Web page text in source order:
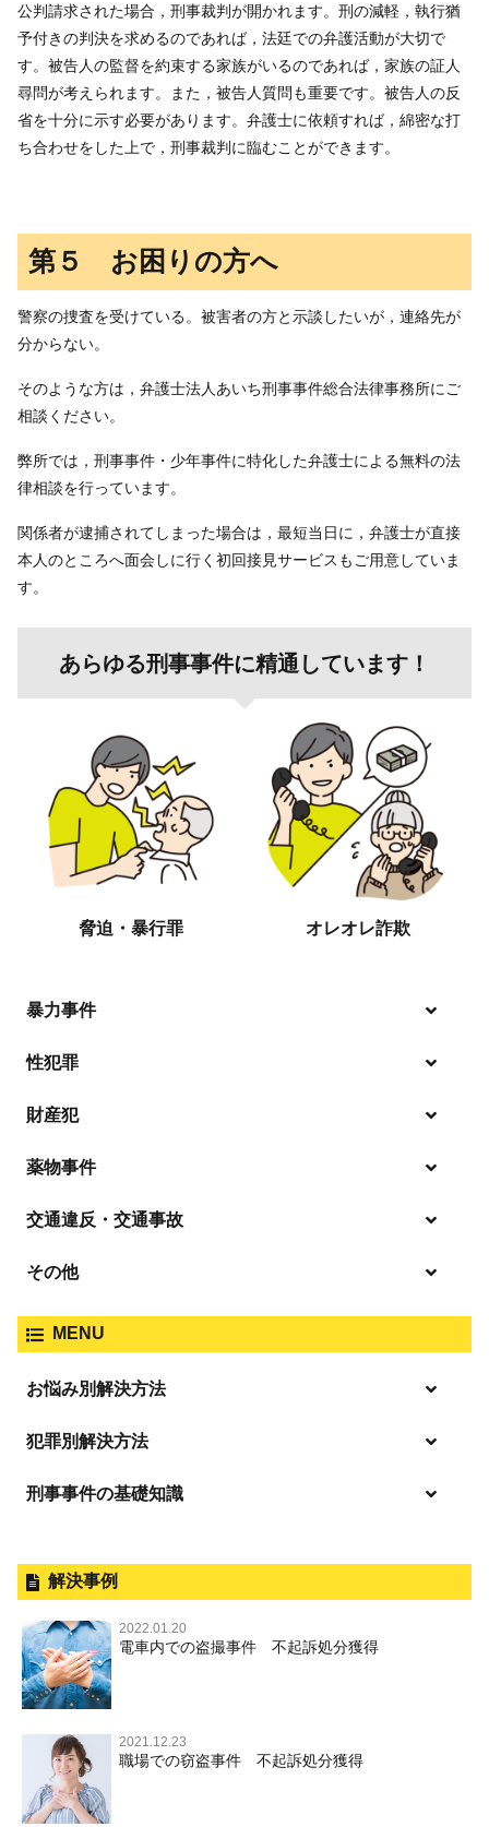
公判請求された場合，刑事裁判が開かれます。刑の減軽，執行猶
予付きの判決を求めるのであれば，法廷での弁護活動が大切で
す。被告人の監督を約束する家族がいるのであれば，家族の証人
尋問が考えられます。また，被告人質問も重要です。被告人の反
省を十分に示す必要があります。弁護士に依頼すれば，綿密な打
ち合わせをした上で，刑事裁判に臨むことができます。
第５ お困りの方へ
警察の捜査を受けている。被害者の方と示談したいが，連絡先が
分からない。
そのような方は，弁護士法人あいち刑事事件総合法律事務所にご
相談ください。
弊所では，刑事事件・少年事件に特化した弁護士による無料の法
律相談を行っています。
関係者が逮捕されてしまった場合は，最短当日に，弁護士が直接
本人のところへ面会しに行く初回接見サービスもご用意していま
す。
あらゆる刑事事件に精通しています！
脅迫・暴行罪 オレオレ詐欺
暴力事件
逮捕・監禁
業務妨害
性犯罪
盗撮・のぞき
強姦・準強姦
淫行・援助交際
公然わいせつ，わいせつ物頒布，淫
行勧誘罪
児童ポルノ・リベンジポルノ
財産犯
詐欺
恐喝
薬物事件
危険ドラッグ
交通違反・交通事故
ひき逃げ・当て逃げ
危険運転行為等
自転車事故
その他
商標法違反
ストーカー事件
MENU
お悩み別解決方法
「逮捕」について適切に知ることで不安や悩みを解消する
逮捕後、早急な釈放・保釈を望むときにすべきこと
無実・無罪の証明をしたい
被害者との示談を円満に進めるためには
刑事事件で被疑者を不起訴処分にするには
事件を秘密にするためにとるべき行動とは
犯罪別解決方法
事件別－暴力事件
暴行・傷害
殺人
過失致死・過失傷害
脅迫・強要
逮捕・監禁
略取・誘拐・人身売買
器物損壊
性犯罪 TOP
痴漢
盗撮，のぞき
不同意わいせつ（旧：強制わいせつ，準強制わいせつ），
監護者わいせつ
不同意性交等・監護者性交等
淫行・援助交際
事件別－財産犯
財産犯 TOP
窃盗罪
詐欺罪
恐喝罪
事件別－薬物事件
薬物事件 TOP
覚せい剤
大麻
麻薬及び向精神薬
事件別－交通違反・交通事故
交通違反・交通事故 TOP
人身事故・死亡事故
その他
その他 TOP
刑事事件の基礎知識
外国人事件の手続きと特色
刑事裁判の概要・手続
公務員の逮捕・刑事事件
控訴・上告
国選弁護士と私選弁護士の違い
裁判員裁判
司法取引・刑事免責
解決事例
2022.01.20
電車内での盗撮事件 不起訴処分獲得
2021.12.23
職場での窃盗事件 不起訴処分獲得